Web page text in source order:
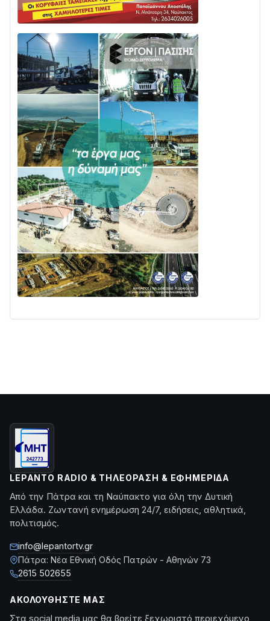
LEPANTO RADIO & ΤΗΛΕΌΡΑΣΗ & ΕΦΗΜΕΡΊΔΑ
Από την Πάτρα και τη Ναύπακτο για όλη την Δυτική
Ελλάδα. Ζωντανή ενημέρωση 24/7, ειδήσεις, αθλητικά,
πολιτισμός.
info@lepantortv.gr
Πάτρα: Νέα Εθνική Οδός Πατρών - Αθηνών 73
2615 502655
ΑΚΟΛΟΥΘΉΣΤΕ ΜΑΣ
Στα social media μας θα βρείτε ξεχωριστό περιεχόμενο